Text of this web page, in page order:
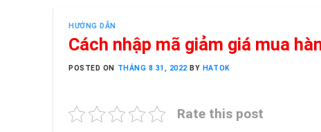
HƯỚNG DẪN
Cách nhập mã giảm giá mua
POSTED ON THÁNG 8 31, 2022BY HATOK
Rate this post